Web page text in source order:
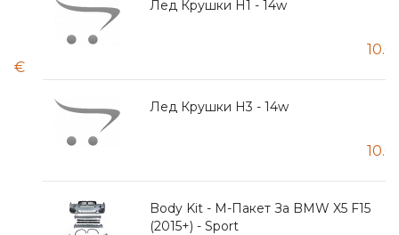
Лед Крушки H1 - 14w
10.00€
Лед Крушки H3 - 14w
10.00€
Body Kit - М-Пакет За BMW X5 F15
(2015+) - Sport